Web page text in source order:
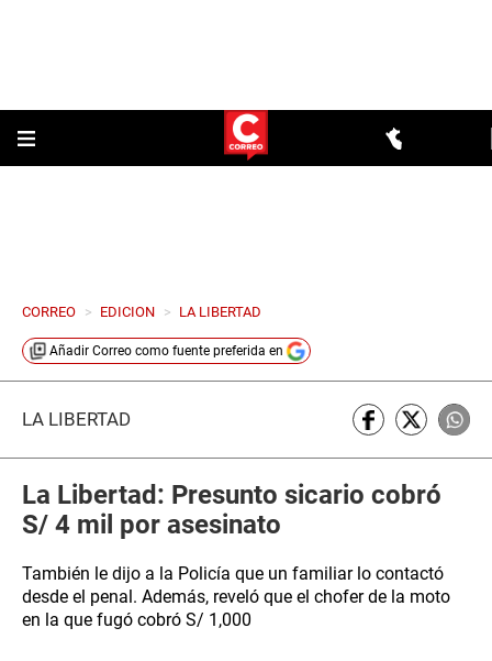
CORREO > EDICION > LA LIBERTAD
Añadir Correo como fuente preferida en
LA LIBERTAD
La Libertad: Presunto sicario cobró
S/ 4 mil por asesinato
También le dijo a la Policía que un familiar lo contactó
desde el penal. Además, reveló que el chofer de la moto
en la que fugó cobró S/ 1,000